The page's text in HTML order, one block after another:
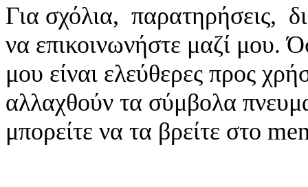
Για σχόλια, παρατηρήσεις,
να επικοινωνήστε μαζί μου.
μου είναι ελεύθερες προς
αλλαχθούν τα σύμβολα
μπορείτε να τα βρείτε στο